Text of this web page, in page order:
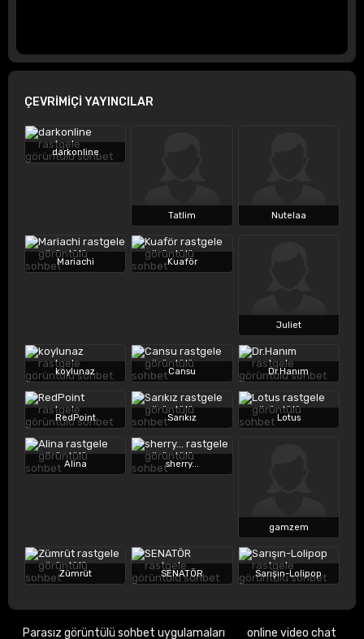
ÇEVRİMİÇİ YAYINCILAR
darkonline
Tatlim Nutelaa
Mariachi Kuaför
Juliet
koylunaz Cansu Dr.Hanım
RedPoint Sarıkız Lotus
Alina sherry...
gamzem
Zümrüt SENATÖR Sarışın-Lolipop
Parasız görüntülü sohbet uygulamaları online video chat